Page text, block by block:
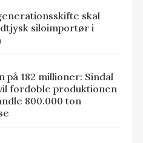
skal
siloimportør i
på 182 millioner: Sindal
fordoble produktionen
800.000 ton